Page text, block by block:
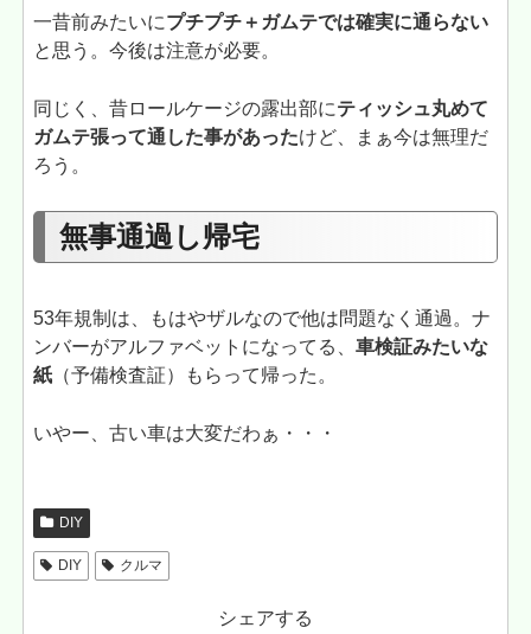
一昔前みたいにプチプチ＋ガムテでは確実に通らない
と思う。今後は注意が必要。
同じく、昔ロールケージの露出部にティッシュ丸めて
ガムテ張って通した事があったけど、まぁ今は無理だ
ろう。
無事通過し帰宅
53年規制は、もはやザルなので他は問題なく通過。ナ
ンバーがアルファベットになってる、車検証みたいな
紙 （予備検査証）もらって帰った。
いやー、古い車は大変だわぁ・・・
DIY
DIY クルマ
シェアする